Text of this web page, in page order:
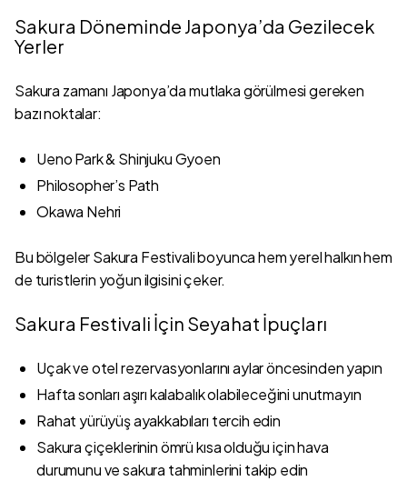
Sakura Döneminde Japonya’da Gezilecek
Yerler
Sakura zamanı Japonya’da mutlaka görülmesi gereken
bazı noktalar:
Ueno Park & Shinjuku Gyoen
Philosopher’s Path
Okawa Nehri
Bu bölgeler Sakura Festivali boyunca hem yerel halkın hem
de turistlerin yoğun ilgisini çeker.
Sakura Festivali İçin Seyahat İpuçları
Uçak ve otel rezervasyonlarını aylar öncesinden yapın
Hafta sonları aşırı kalabalık olabileceğini unutmayın
Rahat yürüyüş ayakkabıları tercih edin
Sakura çiçeklerinin ömrü kısa olduğu için hava
durumunu ve sakura tahminlerini takip edin